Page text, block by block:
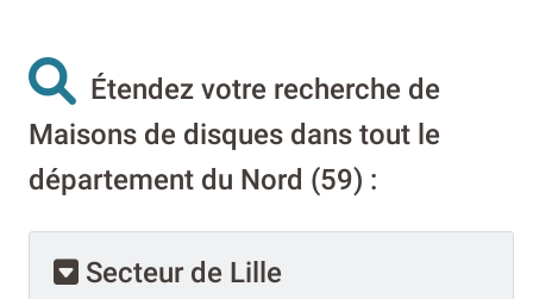
Étendez votre recherche de
Maisons de disques dans tout le
département du Nord (59) :
Secteur de Lille